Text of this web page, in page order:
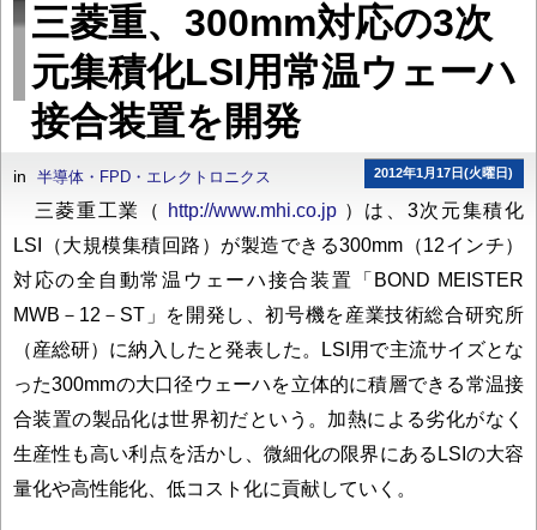
三菱重、300mm対応の3次
元集積化LSI用常温ウェーハ
接合装置を開発
2012年1月17日(火曜日)
in 半導体・FPD・エレクトロニクス
三菱重工業（ http://www.mhi.co.jp ）は、3次元集積化
LSI（大規模集積回路）が製造できる300mm（12インチ）
対応の全自動常温ウェーハ接合装置「BOND MEISTER
MWB－12－ST」を開発し、初号機を産業技術総合研究所
（産総研）に納入したと発表した。LSI用で主流サイズとな
った300mmの大口径ウェーハを立体的に積層できる常温接
合装置の製品化は世界初だという。加熱による劣化がなく
生産性も高い利点を活かし、微細化の限界にあるLSIの大容
量化や高性能化、低コスト化に貢献していく。